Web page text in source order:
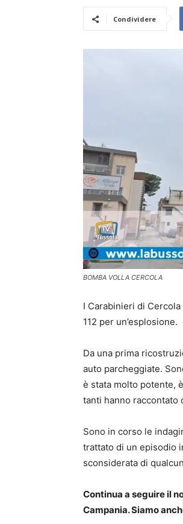
Condividere
BOMBA VOLLA CERCOLA
I Carabinieri di
112 per un’esplosione.
Da una prima
auto parcheggiate.
è stata molto potente,
tanti hanno raccontato
Sono in corso le
trattato di un episodio
sconsiderata di
Continua a seguire il
Campania. Siamo